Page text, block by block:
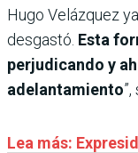
Hugo Velázquez
desgastó. Esta
perjudicando y
adelantamiento
Lea más: